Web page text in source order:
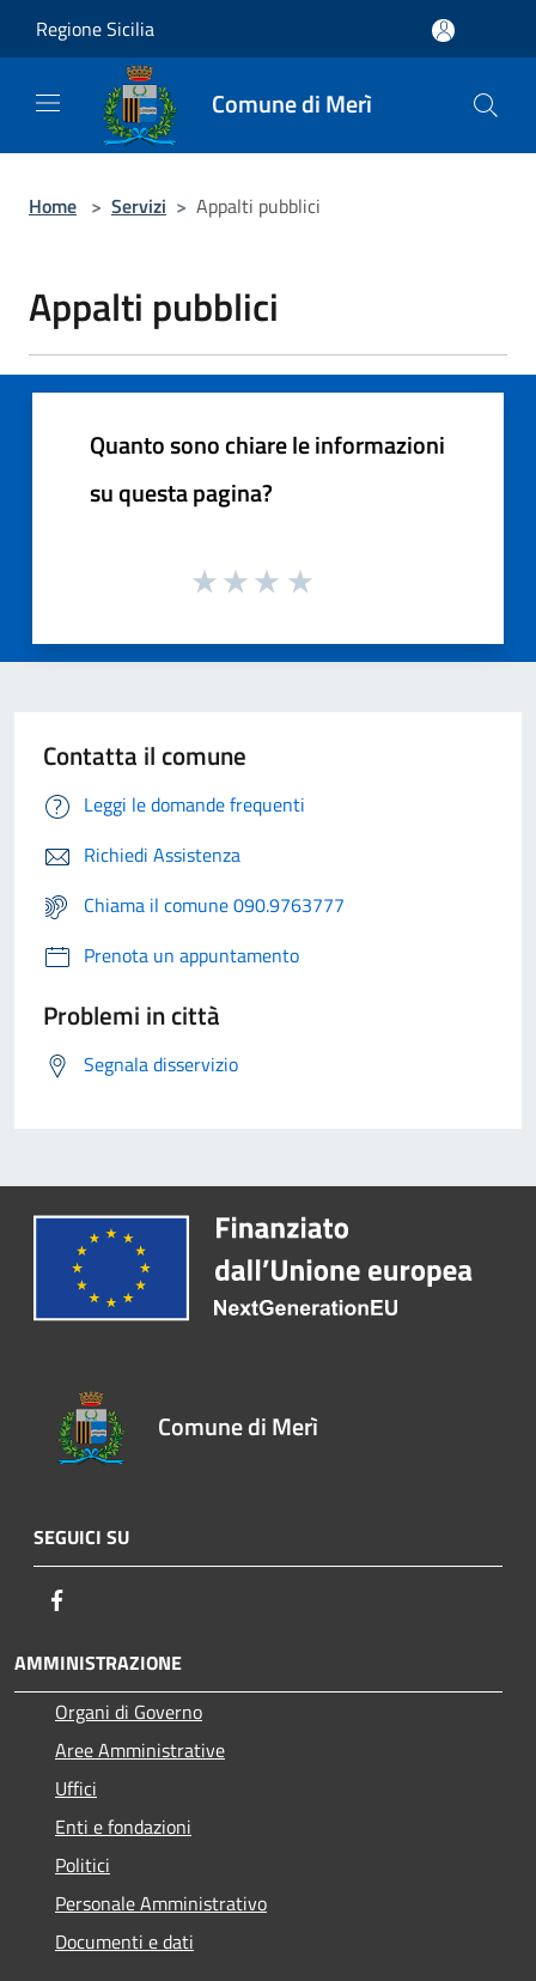
Regione Sicilia
Comune di Merì
Home > Servizi > Appalti pubblici
Appalti pubblici
Quanto sono chiare le informazioni
su questa pagina?
Contatta il comune
Leggi le domande frequenti
Richiedi Assistenza
Chiama il comune 090.9763777
Prenota un appuntamento
Problemi in città
Segnala disservizio
Comune di Merì
SEGUICI SU
AMMINISTRAZIONE
Organi di Governo
Aree Amministrative
Uffici
Enti e fondazioni
Politici
Personale Amministrativo
Documenti e dati